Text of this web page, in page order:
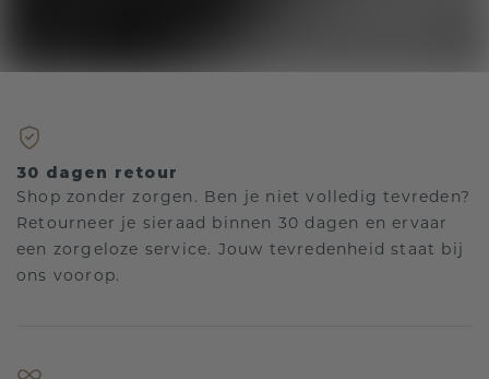
30 dagen retour
Shop zonder zorgen. Ben je niet volledig tevreden?
Retourneer je sieraad binnen 30 dagen en ervaar
een zorgeloze service. Jouw tevredenheid staat bij
ons voorop.